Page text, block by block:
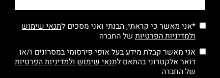
*אני מאשר כי קראתי, הבנתי ואני מסכים לתנאי שימוש
ולמדיניות הפרטיות של החברה
אני מאשר קבלת מידע בעל אופי פירסומי במסרונים ו/או
דואר אלקטרוני בהתאם לתנאי שימושולמדיניות הפרטיות
של החברה